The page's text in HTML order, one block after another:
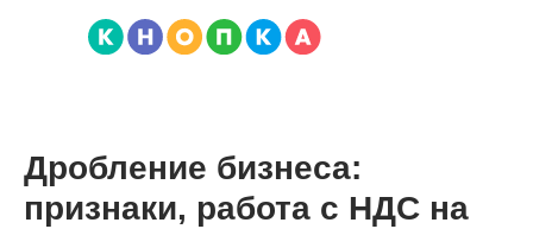
Дробление бизнеса:
признаки, работа с НДС на